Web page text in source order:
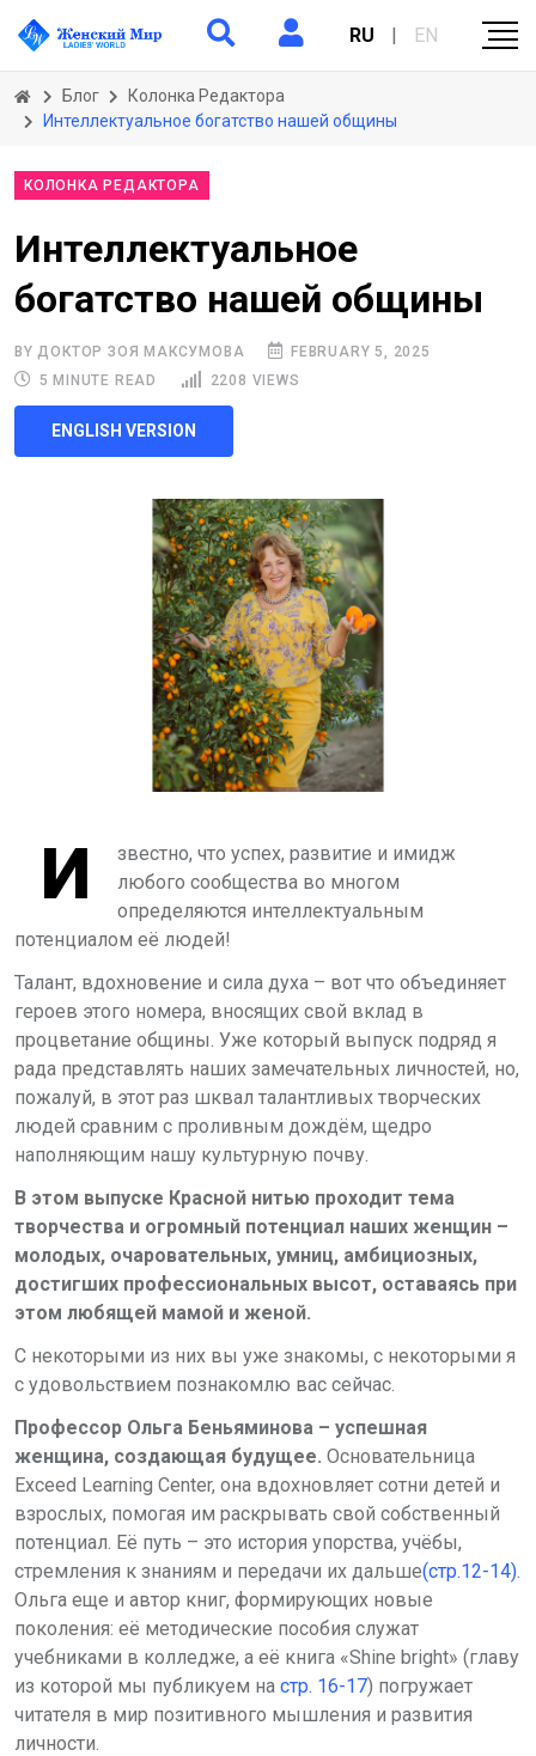
RU | EN
Блог
Колонка Редактора
Интеллектуальное богатство нашей общины
КОЛОНКА РЕДАКТОРА
Интеллектуальное
богатство нашей общины
BY ДОКТОР ЗОЯ МАКСУМОВА
FEBRUARY 5, 2025
5 MINUTE READ
2208 VIEWS
ENGLISH VERSION
И
звестно, что успех, развитие и имидж
любого сообщества во многом
определяются интеллектуальным
потенциалом её людей!
Талант, вдохновение и сила духа – вот что объединяет
героев этого номера, вносящих свой вклад в
процветание общины. Уже который выпуск подряд я
рада представлять наших замечательных личностей, но,
пожалуй, в этот раз шквал талантливых творческих
людей сравним с проливным дождём, щедро
наполняющим нашу культурную почву.
В этом выпуске Красной нитью проходит тема
творчества и огромный потенциал наших женщин –
молодых, очаровательных, умниц, амбициозных,
достигших профессиональных высот, оставаясь при
этом любящей мамой и женой.
С некоторыми из них вы уже знакомы, с некоторыми я
с удовольствием познакомлю вас сейчас.
Профессор Ольга Беньяминова – успешная
женщина, создающая будущее. Основательница
Exceed Learning Center, она вдохновляет сотни детей и
взрослых, помогая им раскрывать свой собственный
потенциал. Её путь – это история упорства, учёбы,
стремления к знаниям и передачи их дальше(стр.12-14).
Ольга еще и автор книг, формирующих новые
поколения: её методические пособия служат
учебниками в колледже, а её книга «Shine bright» (главу
из которой мы публикуем на стр. 16-17) погружает
читателя в мир позитивного мышления и развития
личности.